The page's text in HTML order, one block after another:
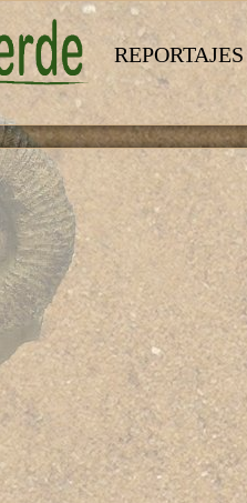
REPORTAJES